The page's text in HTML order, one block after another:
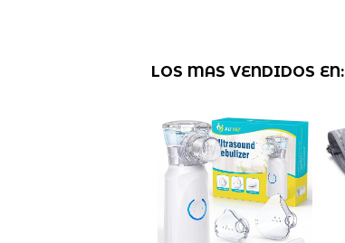
LOS MAS VENDIDOS EN: